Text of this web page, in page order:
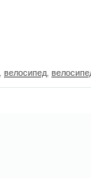
велосипед